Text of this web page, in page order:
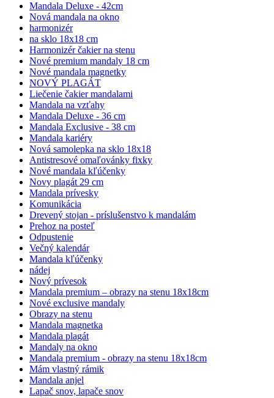
Mandala Deluxe - 42cm
Nová mandala na okno
harmonizér
na sklo 18x18 cm
Harmonizér čakier na stenu
Nové premium mandaly 18 cm
Nové mandala magnetky
NOVÝ PLAGÁT
Liečenie čakier mandalami
Mandala na vzťahy
Mandala Deluxe - 36 cm
Mandala Exclusive - 38 cm
Mandala kariéry
Nová samolepka na sklo 18x18
Antistresové omaľovánky fixky
Nové mandala kľúčenky
Novy plagát 29 cm
Mandala prívesky
Komunikácia
Drevený stojan - príslušenstvo k mandalám
Prehoz na posteľ
Odpustenie
Večný kalendár
Mandala kľúčenky
nádej
Nový prívesok
Mandala premium – obrazy na stenu 18x18cm
Nové exclusive mandaly
Obrazy na stenu
Mandala magnetka
Mandala plagát
Mandaly na okno
Mandala premium - obrazy na stenu 18x18cm
Mám vlastný rámik
Mandala anjel
Lapač snov, lapače snov